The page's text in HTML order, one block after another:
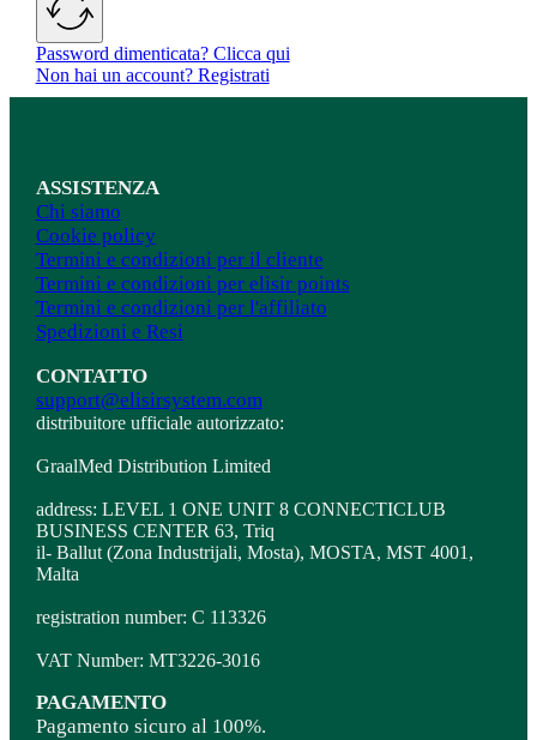
Password dimenticata? Clicca qui
Non hai un account? Registrati
ASSISTENZA
Chi siamo
Cookie policy
Termini e condizioni per il cliente
Termini e condizioni per elisir points
Termini e condizioni per l'affiliato
Spedizioni e Resi
CONTATTO
support@elisirsystem.com
distribuitore ufficiale autorizzato:
GraalMed Distribution Limited
address: LEVEL 1 ONE UNIT 8 CONNECTICLUB
BUSINESS CENTER 63, Triq
il- Ballut (Zona Industrijali, Mosta), MOSTA, MST 4001,
Malta
registration number: C 113326
VAT Number: MT3226-3016
PAGAMENTO
Pagamento sicuro al 100%.